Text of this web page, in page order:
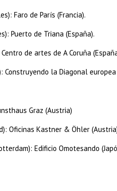
Faro de París (Francia).
Puerto de Triana (España).
de artes de A Coruña
Construyendo la Diagonal europea
Graz (Austria)
Oficinas Kastner & Öhler
Edificio Omotesando